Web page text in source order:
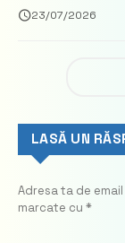
privind
23/07/2026
LASĂ UN
Adresa ta de
marcate cu *